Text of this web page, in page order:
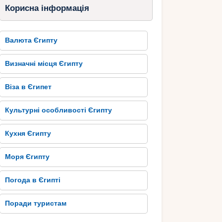
Корисна інформація
Валюта Єгипту
Визначні місця Єгипту
Віза в Єгипет
Культурні особливості Єгипту
Кухня Єгипту
Моря Єгипту
Погода в Єгипті
Поради туристам